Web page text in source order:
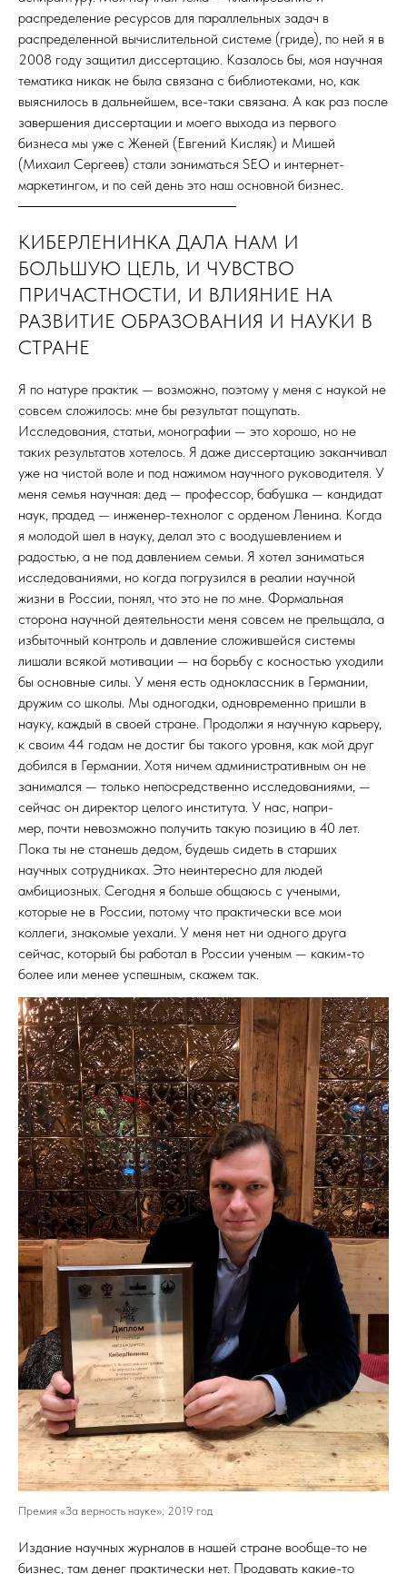
распределение ресурсов для параллельных задач в
распределенной вычислительной системе (гриде), по ней я в
2008 году защитил диссертацию. Казалось бы, моя научная
тематика никак не была связана с библиотеками, но, как
выяснилось в дальнейшем, все-таки связана. А как раз после
завершения диссертации и моего выхода из первого
бизнеса мы уже с Женей (Евгений Кисляк) и Мишей
(Михаил Сергеев) стали заниматься SEO и интернет-
маркетингом, и по сей день это наш основной бизнес.
КИБЕРЛЕНИНКА ДАЛА НАМ И
БОЛЬШУЮ ЦЕЛЬ, И ЧУВСТВО
ПРИЧАСТНОСТИ, И ВЛИЯНИЕ НА
РАЗВИТИЕ ОБРАЗОВАНИЯ И НАУКИ В
СТРАНЕ
Я по натуре практик — возможно, поэтому у меня с наукой не
совсем сложилось: мне бы результат пощупать.
Исследования, статьи, монографии — это хорошо, но не
таких результатов хотелось. Я даже диссертацию заканчивал
уже на чистой воле и под нажимом научного руководителя. У
меня семья научная: дед — профессор, бабушка — кандидат
наук, прадед — инженер-технолог с орденом Ленина. Когда
я молодой шел в науку, делал это с воодушевлением и
радостью, а не под давлением семьи. Я хотел заниматься
исследованиями, но когда погрузился в реалии научной
жизни в России, понял, что это не по мне. Формальная
сторона научной деятельности меня совсем не прельщала, а
избыточный контроль и давление сложившейся системы
лишали всякой мотивации — на борьбу с косностью уходили
бы основные силы. У меня есть одноклассник в Германии,
дружим со школы. Мы одногодки, одновременно пришли в
науку, каждый в своей стране. Продолжи я научную карьеру,
к своим 44 годам не достиг бы такого уровня, как мой друг
добился в Германии. Хотя ничем административным он не
занимался — только непосредственно исследованиями, —
сейчас он директор целого института. У нас, напри-
мер, почти невозможно получить такую позицию в 40 лет.
Пока ты не станешь дедом, будешь сидеть в старших
научных сотрудниках. Это неинтересно для людей
амбициозных. Сегодня я больше общаюсь с учеными,
которые не в России, потому что практически все мои
коллеги, знакомые уехали. У меня нет ни одного друга
сейчас, который бы работал в России ученым — каким-то
более или менее успешным, скажем так.
Премия «За верность науке», 2019 год
Издание научных журналов в нашей стране вообще-то не
бизнес, там денег практически нет. Продавать какие-то